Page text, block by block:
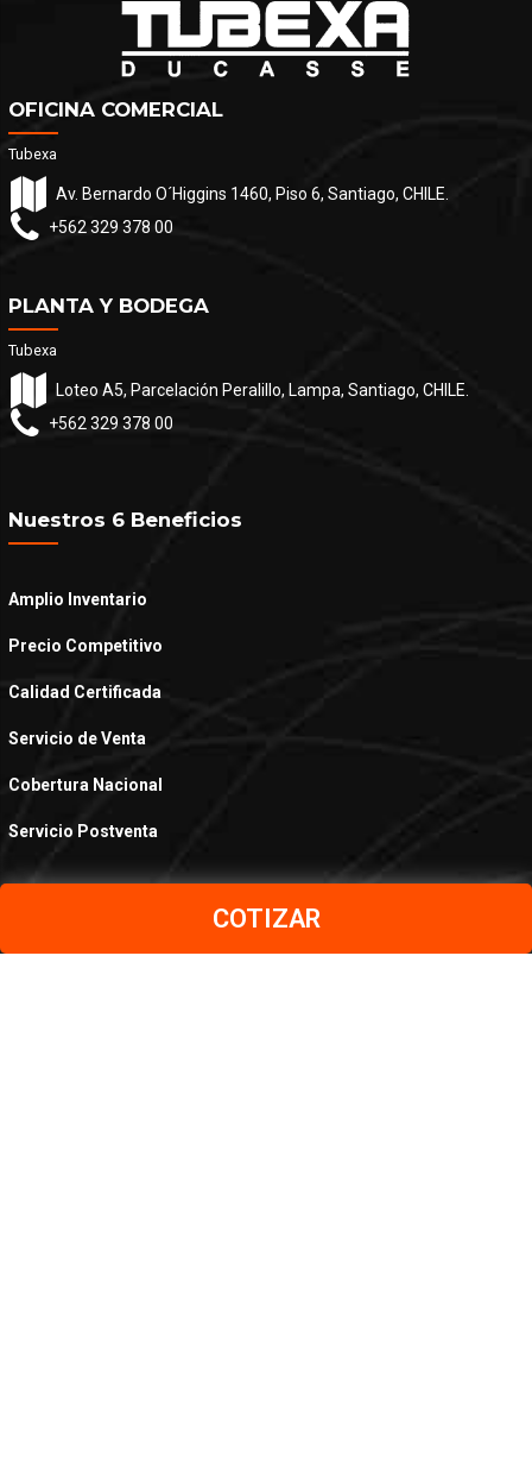
COTIZAR
OFICINA COMERCIAL
Tubexa
Av. Bernardo O´Higgins 1460, Piso 6, Santiago, CHILE.
+562 329 378 00
PLANTA Y BODEGA
Tubexa
Loteo A5, Parcelación Peralillo, Lampa, Santiago, CHILE.
+562 329 378 00
Nuestros 6 Beneficios
Amplio Inventario
Precio Competitivo
Calidad Certificada
Servicio de Venta
Cobertura Nacional
Servicio Postventa